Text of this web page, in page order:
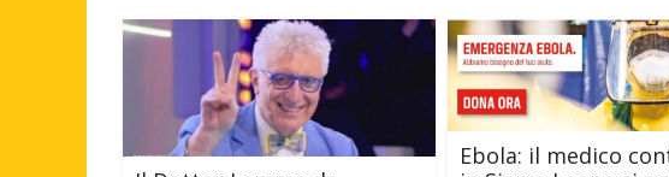
Ebola: il medico